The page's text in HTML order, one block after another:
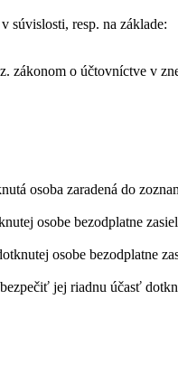
súvislosti, resp. na základe:
zákonom o účtovníctve v
osoba zaradená do
osobe bezodplatne
osobe bezodplatne
jej riadnu účasť